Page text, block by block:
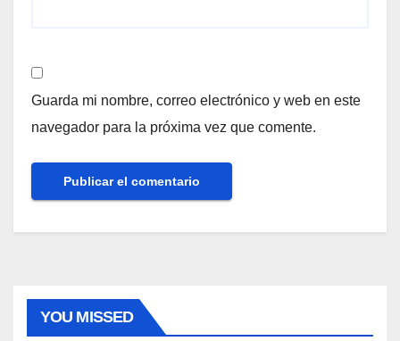
Guarda mi nombre, correo electrónico y web en este
navegador para la próxima vez que comente.
YOU MISSED